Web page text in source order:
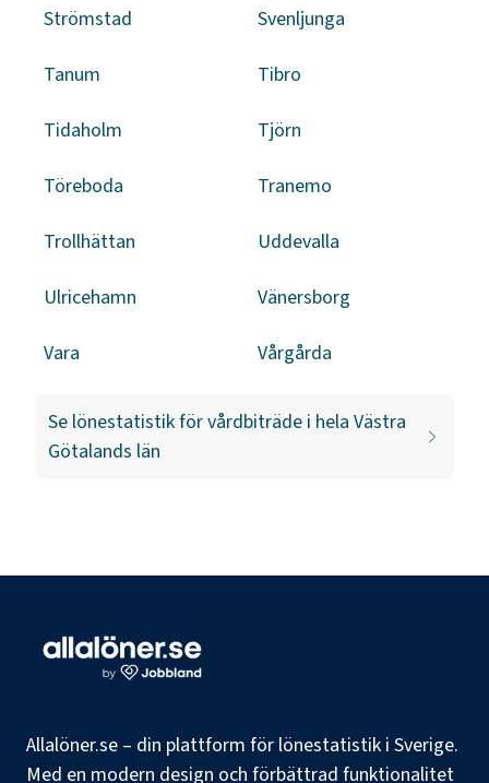
Strömstad Svenljunga
Tanum Tibro
Tidaholm Tjörn
Töreboda Tranemo
Trollhättan Uddevalla
Ulricehamn Vänersborg
Vara Vårgårda
Se lönestatistik förvårdbiträde i hela Västra
Götalands län
Allalöner.se – din plattform för lönestatistik i Sverige.
Med en modern design och förbättrad funktionalitet